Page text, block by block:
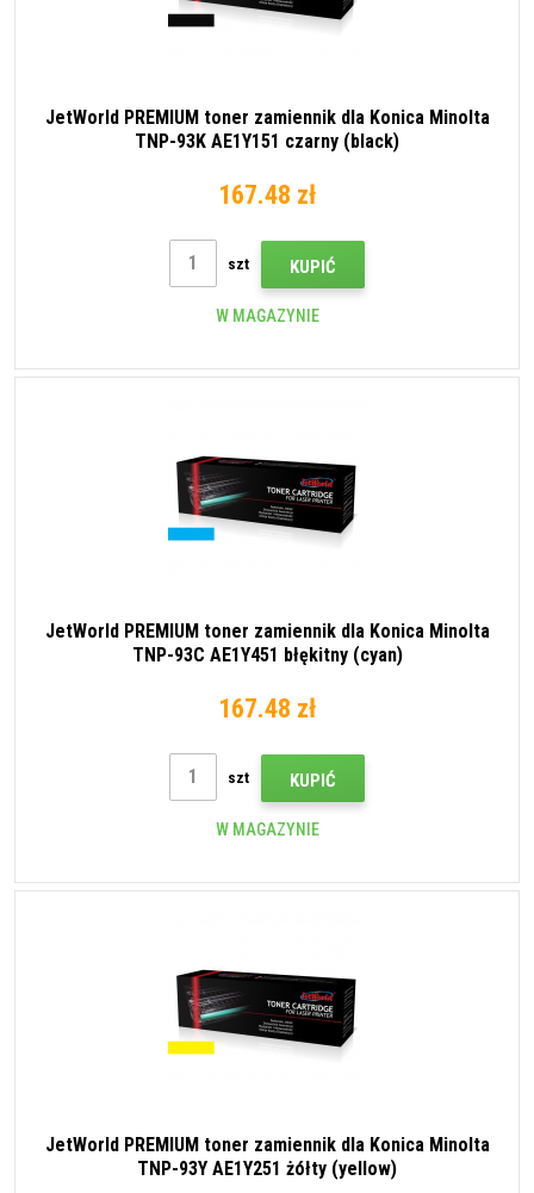
JetWorld PREMIUM toner zamiennik dla Konica Minolta
TNP-93K AE1Y151 czarny (black)
167.48 zł
szt KUPIĆ
W MAGAZYNIE
JetWorld PREMIUM toner zamiennik dla Konica Minolta
TNP-93C AE1Y451 błękitny (cyan)
167.48 zł
szt KUPIĆ
W MAGAZYNIE
JetWorld PREMIUM toner zamiennik dla Konica Minolta
TNP-93Y AE1Y251 żółty (yellow)